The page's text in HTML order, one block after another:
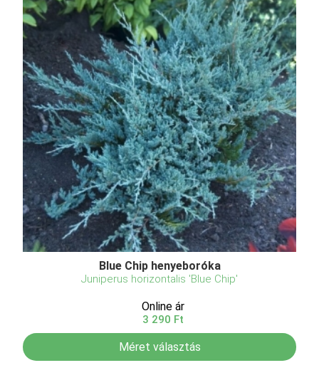
Blue Chip henyeboróka
Juniperus horizontalis 'Blue Chip'
Online ár
3 290 Ft
Méret választás